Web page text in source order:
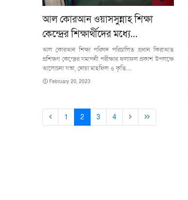
আল কোরআন ওয়াসসুন্নাহ শিক্ষা
কেন্দ্রের শিক্ষার্থীদের মধ্যে…
আল কোরআন শিক্ষা পরিষদ পরিচালিত প্রধান কিরাআত
প্রশিক্ষণ কেন্দ্রের সমাপনী পরীক্ষার ফলাফল প্রকাশ উপলক্ষে
আলোচনা সভা, দোয়া মাহফিল ও কৃতি…
February 20, 2023
1 2(current)
3 4